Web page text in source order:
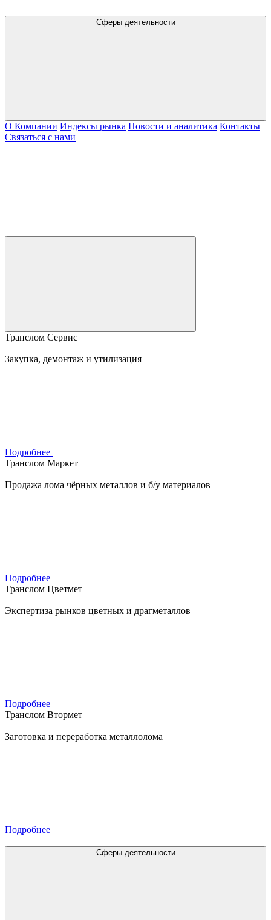
Сферы деятельности
О Компании Индексы рынка Новости и аналитика Контакты
Связаться с нами
Транслом Сервис
Закупка, демонтаж и утилизация
Подробнее
Транслом Маркет
Продажа лома чёрных металлов и б/у материалов
Подробнее
Транслом Цветмет
Экспертиза рынков цветных и драгметаллов
Подробнее
Транслом Втормет
Заготовка и переработка металлолома
Подробнее
Сферы деятельности